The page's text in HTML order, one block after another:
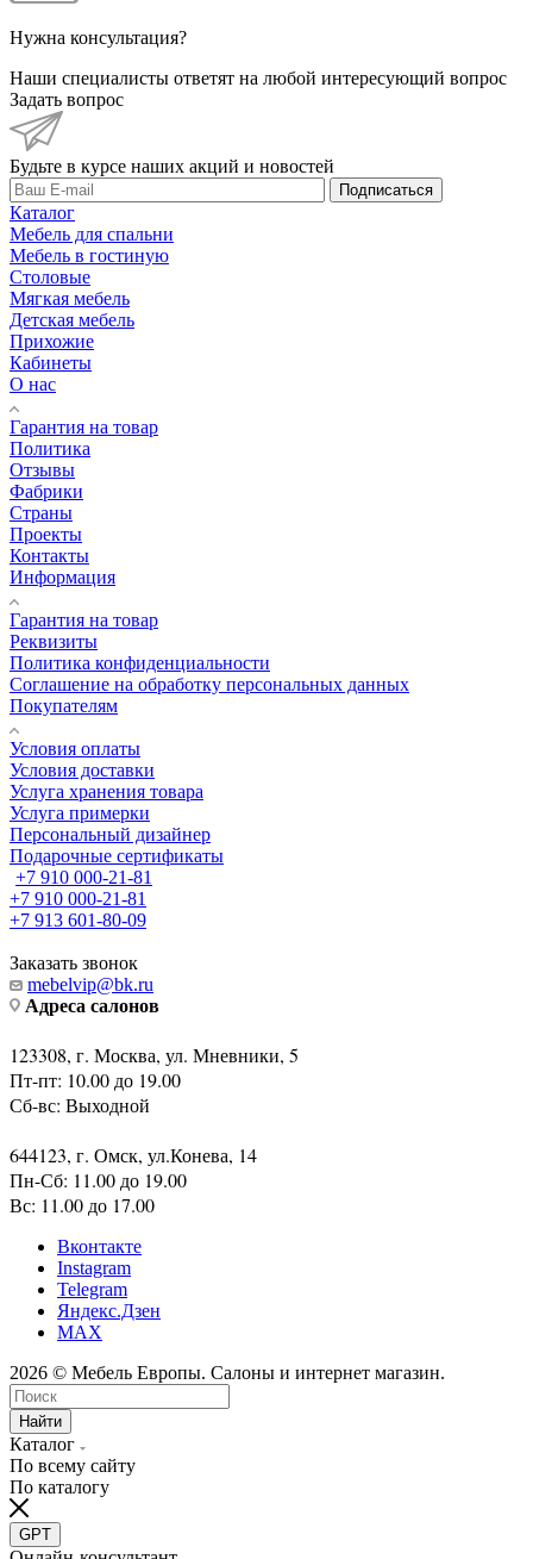
Нужна консультация?
Наши специалисты ответят на любой интересующий вопрос
Задать вопрос
Будьте в курсе наших акций и новостей
Подписаться
Каталог
Мебель для спальни
Мебель в гостиную
Столовые
Мягкая мебель
Детская мебель
Прихожие
Кабинеты
О нас
Гарантия на товар
Политика
Отзывы
Фабрики
Страны
Проекты
Контакты
Информация
Гарантия на товар
Реквизиты
Политика конфиденциальности
Соглашение на обработку персональных данных
Покупателям
Условия оплаты
Условия доставки
Услуга хранения товара
Услуга примерки
Персональный дизайнер
Подарочные сертификаты
+7 910 000-21-81
+7 910 000-21-81
+7 913 601-80-09
Заказать звонок
mebelvip@bk.ru
Адреса салонов
123308, г. Москва, ул. Мневники, 5
Пт-пт: 10.00 до 19.00
Сб-вс: Выходной
644123, г. Омск, ул.Конева, 14
Пн-Сб: 11.00 до 19.00
Вс: 11.00 до 17.00
Вконтакте
Instagram
Telegram
Яндекс.Дзен
MAX
2026 © Мебель Европы. Салоны и интернет магазин.
Найти
Каталог
По всему сайту
По каталогу
GPT